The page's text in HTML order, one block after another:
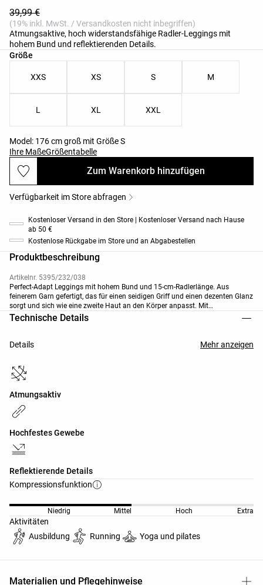
39,99 €
(19% inkl. MwSt. / Versandkosten nicht inbegriffen)
Atmungsaktive, hoch widerstandsfähige Radler-Leggings mit
hohem Bund und reflektierenden Details.
Größe
Produktgrößenliste
XXS XS S M
L XL XXL
Model: 176 cm groß mit Größe S
Ihre MaßeGrößentabelle
Zum Warenkorb hinzufügen
Verfügbarkeit im Store abfragen
Kostenloser Versand in den Store | Kostenloser Versand nach Hause
ab 50 €
Kostenlose Rückgabe im Store und an Abgabestellen
Produktbeschreibung
Artikelnr. 5395/232/038
Perfect-Adapt Leggings mit hohem Bund und 15-cm-Radlerlänge. Aus
feinerem Garn gefertigt, das für einen seidigen Griff und einen dezenten Glanz
sorgt und sich wie eine zweite Haut an den Körper anpasst. Mit
kontrastfarbenen Nähten und reflektierenden Details. Atmungsaktives,
Technische Details
Details Mehr anzeigen
Atmungsaktiv
Hochfestes Gewebe
Reflektierende Details
Kompressionsfunktion
Niedrig Mittel Hoch Extra
Aktivitäten
Ausbildung
Running Yoga und pilates
Materialien und Pflegehinweise